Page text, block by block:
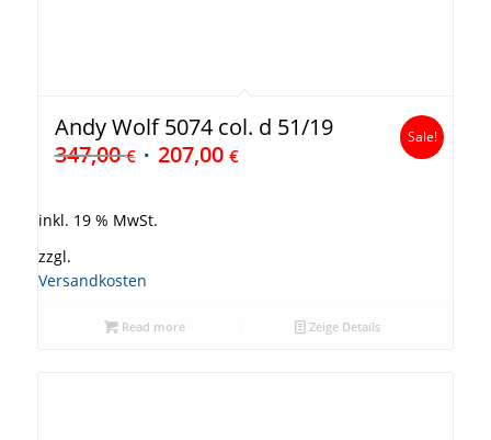
Andy Wolf 5074 col. d 51/19
347,00€ 207,00 €
Sale!
inkl. 19 % MwSt.
zzgl.
Versandkosten
Read more Zeige Details